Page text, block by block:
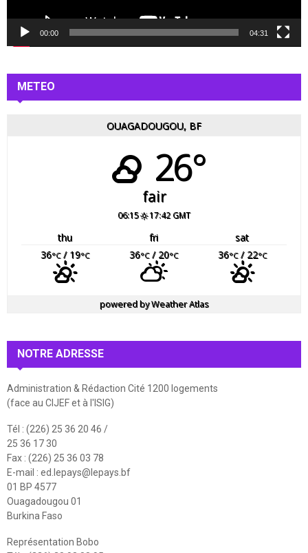
d
o
00:00 04:31
METEO
OUAGADOUGOU, BF
26°
fair
06:15 17:42 GMT
thu fri
sat
36°C/ 19°C 36°C/ 20°C 36°C/ 22°C
powered byWeather Atlas
NOTRE ADRESSE
Administration & Rédaction Cité 1200 logements
(face au CIJEF et à l'ISIG)
Tél : (226) 25 36 20 46 /
25 36 17 30
Fax : (226) 25 36 03 78
E-mail : ed.lepays@lepays.bf
01 BP 4577
Ouagadougou 01
Burkina Faso
Représentation Bobo